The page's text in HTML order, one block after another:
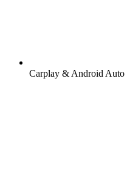
Carplay & Android Auto